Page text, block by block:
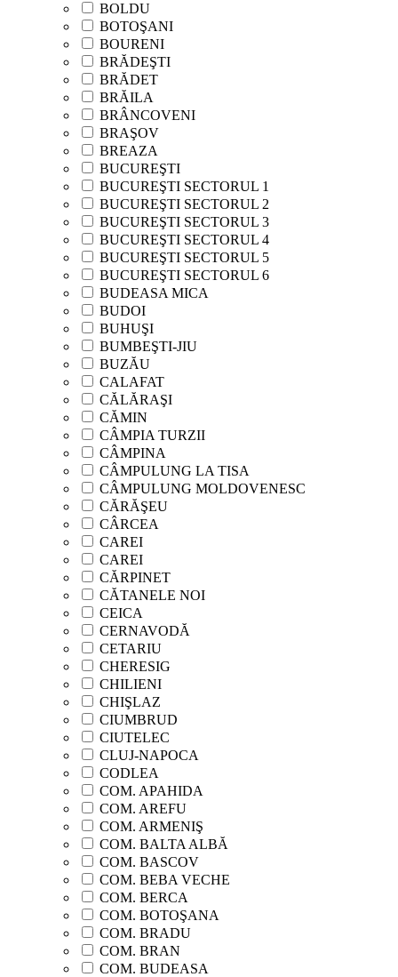
BOLDU
BOTOŞANI
BOURENI
BRĂDEŞTI
BRĂDET
BRĂILA
BRÂNCOVENI
BRAŞOV
BREAZA
BUCUREŞTI
BUCUREŞTI SECTORUL 1
BUCUREŞTI SECTORUL 2
BUCUREŞTI SECTORUL 3
BUCUREŞTI SECTORUL 4
BUCUREŞTI SECTORUL 5
BUCUREŞTI SECTORUL 6
BUDEASA MICA
BUDOI
BUHUŞI
BUMBEŞTI-JIU
BUZĂU
CALAFAT
CĂLĂRAŞI
CĂMIN
CÂMPIA TURZII
CÂMPINA
CÂMPULUNG LA TISA
CÂMPULUNG MOLDOVENESC
CĂRĂŞEU
CÂRCEA
CAREI
CAREI
CĂRPINET
CĂTANELE NOI
CEICA
CERNAVODĂ
CETARIU
CHERESIG
CHILIENI
CHIŞLAZ
CIUMBRUD
CIUTELEC
CLUJ-NAPOCA
CODLEA
COM. APAHIDA
COM. AREFU
COM. ARMENIŞ
COM. BALTA ALBĂ
COM. BASCOV
COM. BEBA VECHE
COM. BERCA
COM. BOTOŞANA
COM. BRADU
COM. BRAN
COM. BUDEASA